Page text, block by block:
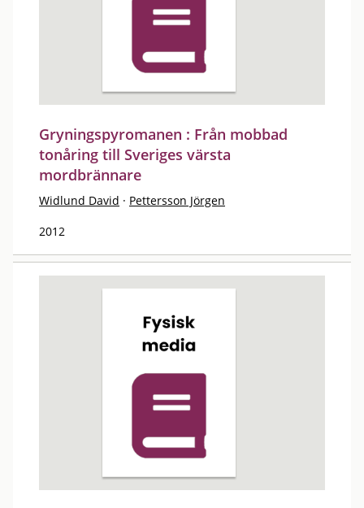
Gryningspyromanen : Från mobbad
tonåring till Sveriges värsta
mordbrännare
Widlund David · Pettersson Jörgen
2012